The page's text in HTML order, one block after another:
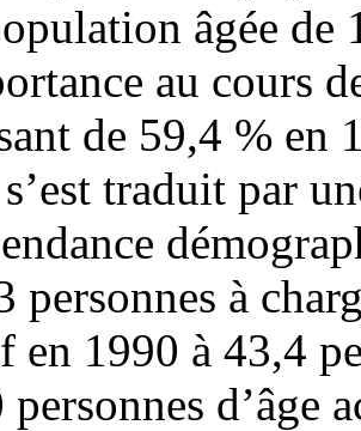
âgée de
au cours
de 59,4 % en
traduit par
personnes à
en 1990 à 43,4
personnes d’âge